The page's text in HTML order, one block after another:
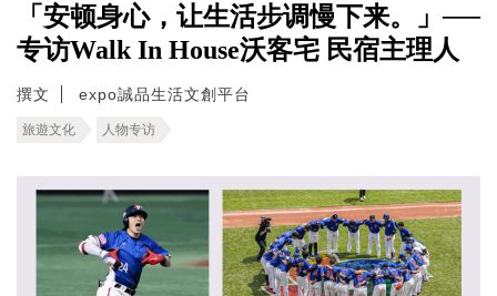
「安顿身心，让生活步调慢下来。」──
专访Walk In House沃客宅 民宿主理人
撰文 expo誠品生活文創平台
旅遊文化 人物专访